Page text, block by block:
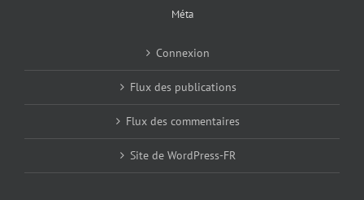
Méta
Connexion
Flux des publications
Flux des commentaires
Site de WordPress-FR